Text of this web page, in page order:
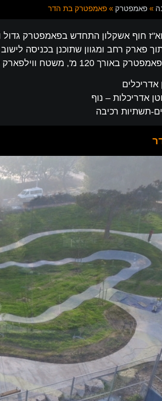
» פאמפטרק » פאמפטרק בת הדר
חוף אשקלון התחדש בפאמפטרק גדול
פארק רחב ומגוון שתוכנן בכניסה
לקטנטנים, מתקני משחק ופיתוח נופי משלים.
אדריכלים
אדריכלות – נוף
תשתיות רכיבה